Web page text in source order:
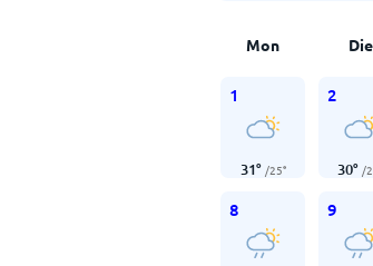
Mon Die
1
31° /25°
2
30° /
8 9